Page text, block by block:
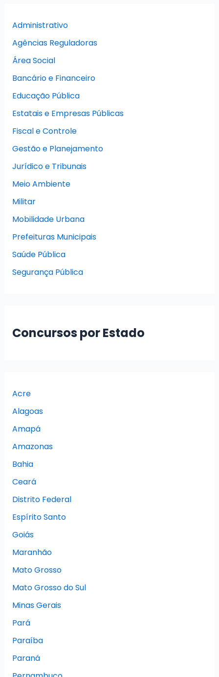
Administrativo
Agências Reguladoras
Área Social
Bancário e Financeiro
Educação Pública
Estatais e Empresas Públicas
Fiscal e Controle
Gestão e Planejamento
Jurídico e Tribunais
Meio Ambiente
Militar
Mobilidade Urbana
Prefeituras Municipais
Saúde Pública
Segurança Pública
Concursos por Estado
Acre
Alagoas
Amapá
Amazonas
Bahia
Ceará
Distrito Federal
Espírito Santo
Goiás
Maranhão
Mato Grosso
Mato Grosso do Sul
Minas Gerais
Pará
Paraíba
Paraná